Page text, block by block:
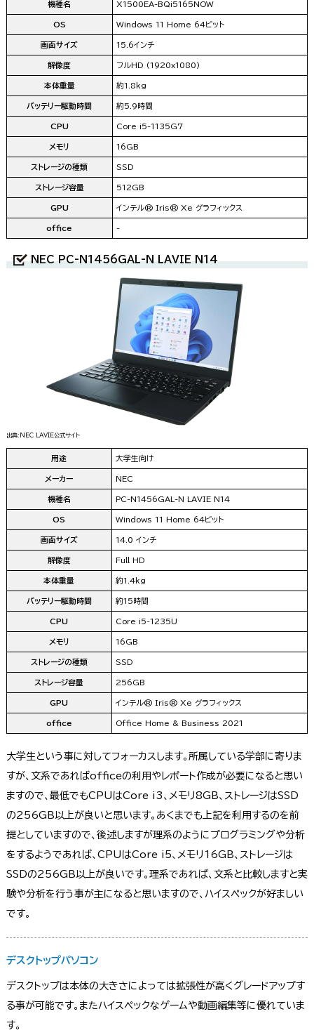
機種名 X1500EA-BQi5165NOW
OS Windows 11 Home 64ビット
画面サイズ 15.6インチ
解像度 フルHD (1920x1080)
本体重量 約1.8kg
バッテリー駆動時間 約5.9時間
CPU Core i5-1135G7
メモリ 16GB
ストレージの種類 SSD
ストレージ容量 512GB
GPU インテル® Iris® Xe グラフィックス
office -
NEC PC-N1456GAL-N LAVIE N14
出典:NEC LAVIE公式サイト
用途 大学生向け
メーカー NEC
機種名 PC-N1456GAL-N LAVIE N14
OS Windows 11 Home 64ビット
画面サイズ 14.0 インチ
解像度 Full HD
本体重量 約1.4kg
バッテリー駆動時間 約15時間
CPU Core i5-1235U
メモリ 16GB
ストレージの種類 SSD
ストレージ容量 256GB
GPU インテル® Iris® Xe グラフィックス
office Office Home & Business 2021
大学生という事に対してフォーカスします。所属している学部に寄りま
すが、文系であればofficeの利用やレポート作成が必要になると思い
ますので、最低でもCPUはCore i3、メモリ8GB、ストレージはSSD
の256GB以上が良いと思います。あくまでも上記を利用するのを前
提としていますので、後述しますが理系のようにプログラミングや分析
をするようであれば、CPUはCore i5、メモリ16GB、ストレージは
SSDの256GB以上が良いです。理系であれば、文系と比較しますと実
験や分析を行う事が主になると思いますので、ハイスペックが好ましい
です。
デスクトップパソコン
デスクトップは本体の大きさによっては拡張性が高くグレードアップす
る事が可能です。またハイスペックなゲームや動画編集等に優れていま
す。